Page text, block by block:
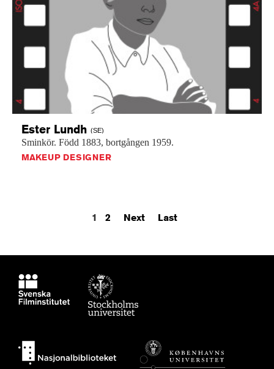
Ester Lundh (SE)
Sminkör. Född 1883, bortgången 1959.
MAKEUP DESIGNER
1 2 Next Last